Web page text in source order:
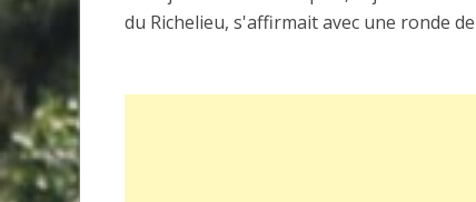
du Richelieu, s'affirmait avec une ronde